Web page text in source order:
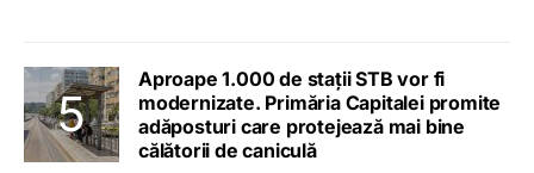
Aproape 1.000 de stații STB vor fi
modernizate. Primăria Capitalei promite
adăposturi care protejează mai bine
călătorii de caniculă